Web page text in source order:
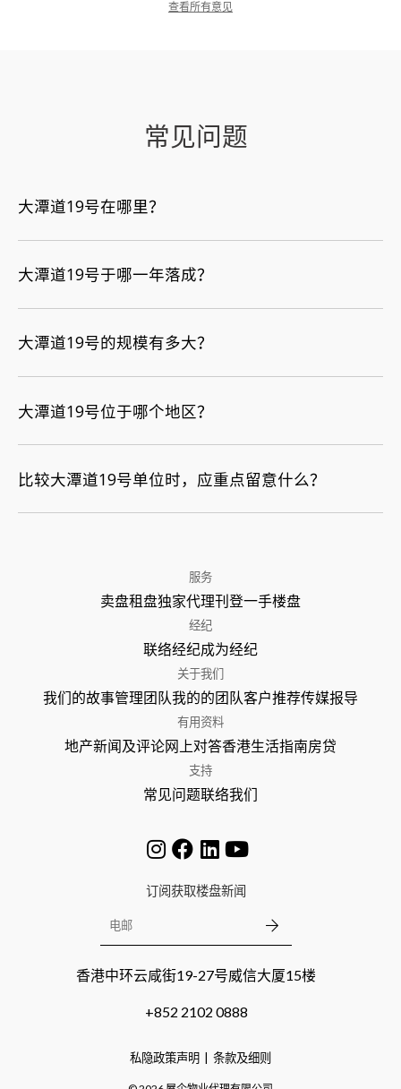
查看所有意见
常见问题
大潭道19号在哪里？
大潭道19号于哪一年落成？
大潭道19号的规模有多大？
大潭道19号位于哪个地区？
比较大潭道19号单位时，应重点留意什么？
服务
卖盘租盘独家代理刊登一手楼盘
经纪
联络经纪成为经纪
关于我们
我们的故事管理团队我的的团队客户推荐传媒报导
有用资料
地产新闻及评论网上对答香港生活指南房贷
支持
常见问题联络我们
订阅获取楼盘新闻
香港中环云咸街19-27号威信大厦15楼
+852 2102 0888
私隐政策声明 条款及细则